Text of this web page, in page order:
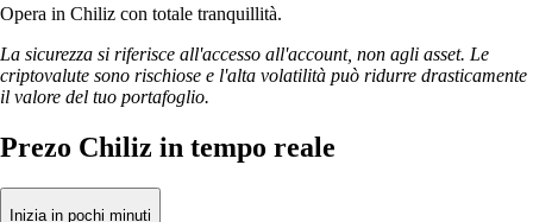
Opera in Chiliz con totale tranquillità.
La sicurezza si riferisce all'accesso all'account, non agli asset. Le
criptovalute sono rischiose e l'alta volatilità può ridurre drasticamente
il valore del tuo portafoglio.
Prezo Chiliz in tempo reale
Inizia in pochi minuti